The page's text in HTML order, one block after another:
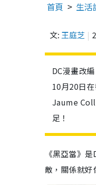
首頁 生活
文: 王庭芝
DC漫畫改
10月20日
Jaume
足！
《黑亞當》
敵，關係就好